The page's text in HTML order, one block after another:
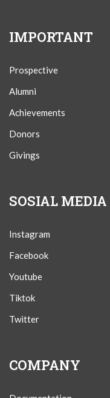
IMPORTANT
Prospective
Alumni
Achievements
Donors
Givings
SOSIAL MEDIA
Instagram
Facebook
Youtube
Tiktok
Twitter
COMPANY